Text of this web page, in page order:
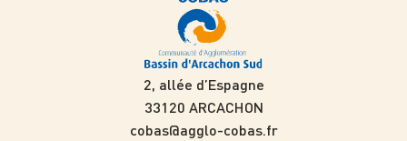
2, allée d’Espagne
33120 ARCACHON
cobas@agglo-cobas.fr